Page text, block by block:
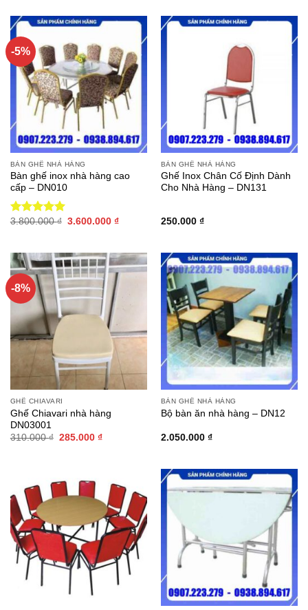
-5%
BÀN GHẾ NHÀ HÀNG
Bàn ghế inox nhà hàng cao
cấp – DN010
Được xếp
3.800.000₫ Giá
3.600.000 ₫Giá
3.600.000 ₫.
BÀN GHẾ NHÀ HÀNG
Ghế Inox Chân Cố Định Dành
Cho Nhà Hàng – DN131
250.000 ₫
-8%
GHẾ CHIAVARI
Ghế Chiavari nhà hàng
DN03001
310.000₫ Giá
285.000 ₫Giá
BÀN GHẾ NHÀ HÀNG
Bộ bàn ăn nhà hàng – DN12
2.050.000 ₫